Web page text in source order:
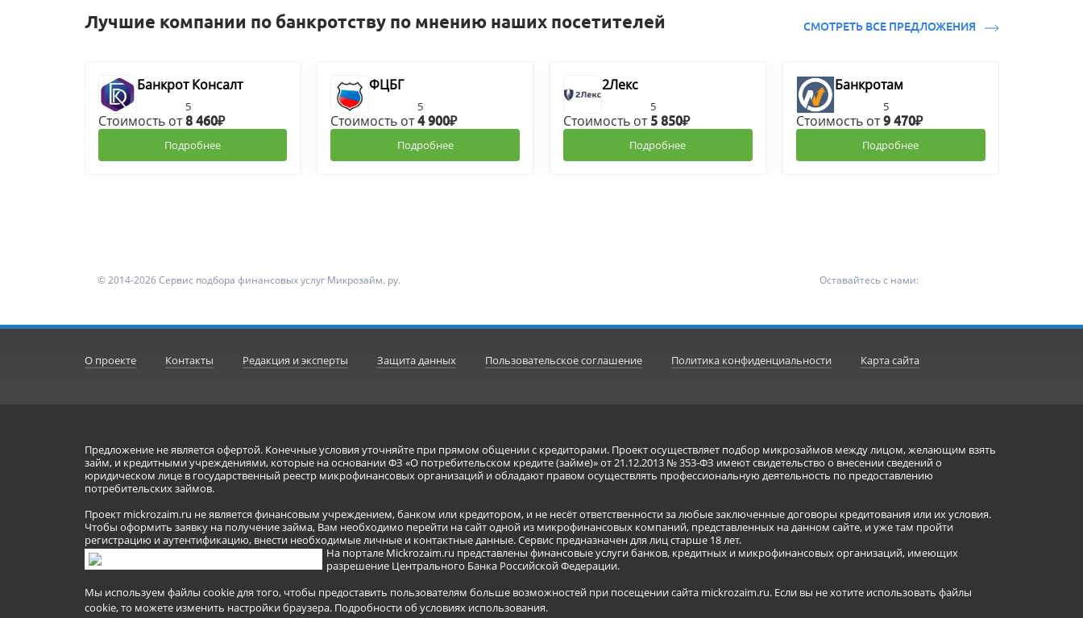
Лучшие компании по банкротству по мнению наших посетителей СМОТРЕТЬ ВСЕ ПРЕДЛОЖЕНИЯ
Банкрот Консалт
5
Стоимость от8 460₽
Подробнее
ФЦБГ
5
Стоимость от4 900₽
Подробнее
2Лекс
5
Стоимость от 5 850₽
Подробнее
Банкротам
5
Стоимость от9 470₽
Подробнее
© 2014-2026 Сервис подбора финансовых услуг Микрозайм. ру. Оставайтесь с нами:
О проекте Контакты Редакция и эксперты Защита данных Пользовательское соглашение Политика конфиденциальности Карта сайта
Предложение не является офертой. Конечные условия уточняйте при прямом общении с кредиторами. Проект осуществляет подбор микрозаймов между лицом, желающим взять
займ, и кредитными учреждениями, которые на основании ФЗ «О потребительском кредите (займе)» от 21.12.2013 № 353-ФЗ имеют свидетельство о внесении сведений о
юридическом лице в государственный реестр микрофинансовых организаций и обладают правом осуществлять профессиональную деятельность по предоставлению
потребительских займов.
Проект mickrozaim.ru не является финансовым учреждением, банком или кредитором, и не несёт ответственности за любые заключенные договоры кредитования или их условия.
Чтобы оформить заявку на получение займа, Вам необходимо перейти на сайт одной из микрофинансовых компаний, представленных на данном сайте, и уже там пройти
регистрацию и аутентификацию, внести необходимые личные и контактные данные. Сервис предназначен для лиц старше 18 лет.
На портале Mickrozaim.ru представлены финансовые услуги банков, кредитных и микрофинансовых организаций, имеющих
разрешение Центрального Банка Российской Федерации.
Мы используем файлы cookie для того, чтобы предоставить пользователям больше возможностей при посещении сайта mickrozaim.ru. Если вы не хотите использовать файлы
cookie, то можете изменить настройки браузера. Подробности об условиях использования.